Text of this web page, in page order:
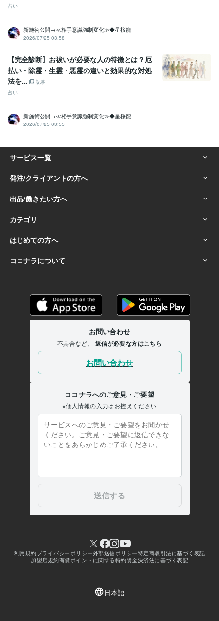
占い
新施術公開→≪相手意識強制変化≫◆星桜龍
2026/07/25 03:58
【完全診断】お祓いが必要な人の特徴とは？厄
払い・除霊・生霊・悪霊の違いと効果的な対処
法を...
記事
占い
新施術公開→≪相手意識強制変化≫◆星桜龍
2026/07/25 03:55